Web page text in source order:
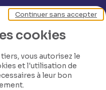
cookies
vous autorisez le
et l'utilisation de
à leur bon
Continuer sans accepter